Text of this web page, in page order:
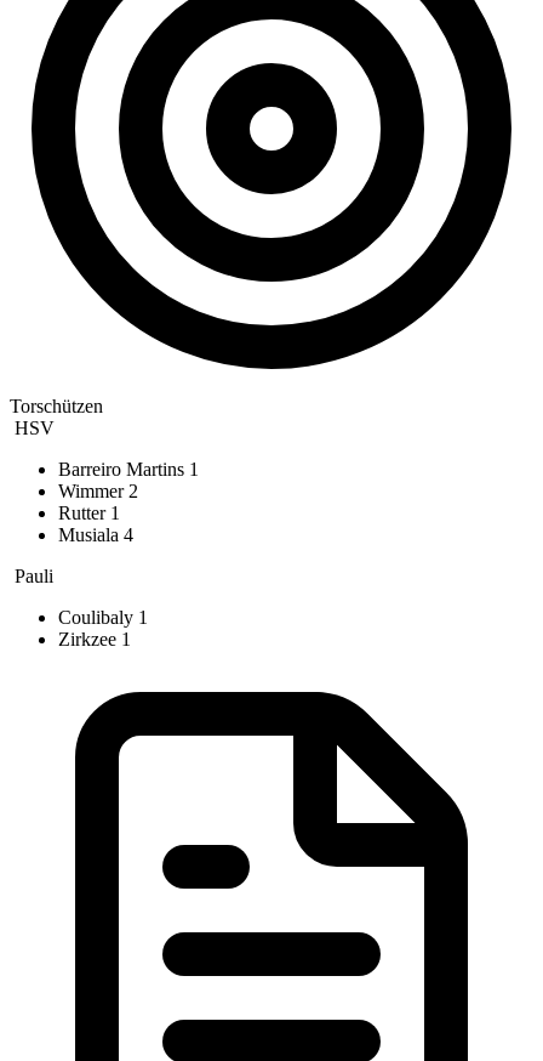
Torschützen
HSV
Barreiro Martins 1
Wimmer 2
Rutter 1
Musiala 4
Pauli
Coulibaly 1
Zirkzee 1